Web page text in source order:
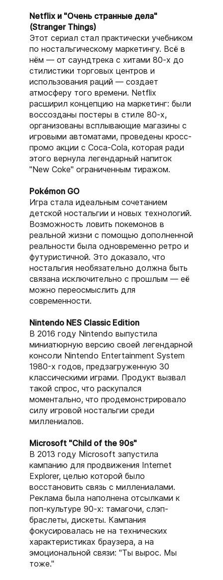
Netflix и "Очень странные дела"
(Stranger Things)
Этот сериал стал практически учебником
по ностальгическому маркетингу. Всё в
нём — от саундтрека с хитами 80-х до
стилистики торговых центров и
использования раций — создает
атмосферу того времени. Netflix
расширил концепцию на маркетинг: были
воссозданы постеры в стиле 80-х,
организованы всплывающие магазины с
игровыми автоматами, проведены кросс-
промо акции с Coca-Cola, которая ради
этого вернула легендарный напиток
"New Coke" ограниченным тиражом.
Pokémon GO
Игра стала идеальным сочетанием
детской ностальгии и новых технологий.
Возможность ловить покемонов в
реальной жизни с помощью дополненной
реальности была одновременно ретро и
футуристичной. Это доказало, что
ностальгия необязательно должна быть
связана исключительно с прошлым — её
можно переосмыслить для
современности.
Nintendo NES Classic Edition
В 2016 году Nintendo выпустила
миниатюрную версию своей легендарной
консоли Nintendo Entertainment System
1980-х годов, предзагруженную 30
классическими играми. Продукт вызвал
такой спрос, что раскупался
моментально, что продемонстрировало
силу игровой ностальгии среди
миллениалов.
Microsoft "Child of the 90s"
В 2013 году Microsoft запустила
кампанию для продвижения Internet
Explorer, целью которой было
восстановить связь с миллениалами.
Реклама была наполнена отсылками к
поп-культуре 90-х: тамагочи, слэп-
браслеты, дискеты. Кампания
фокусировалась не на технических
характеристиках браузера, а на
эмоциональной связи: "Ты вырос. Мы
тоже."